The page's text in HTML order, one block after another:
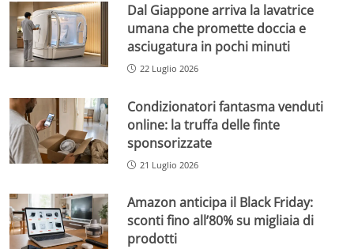
Dal Giappone arriva la lavatrice
umana che promette doccia e
asciugatura in pochi minuti
22 Luglio 2026
Condizionatori fantasma venduti
online: la truffa delle finte
sponsorizzate
21 Luglio 2026
Amazon anticipa il Black Friday:
sconti fino all’80% su migliaia di
prodotti